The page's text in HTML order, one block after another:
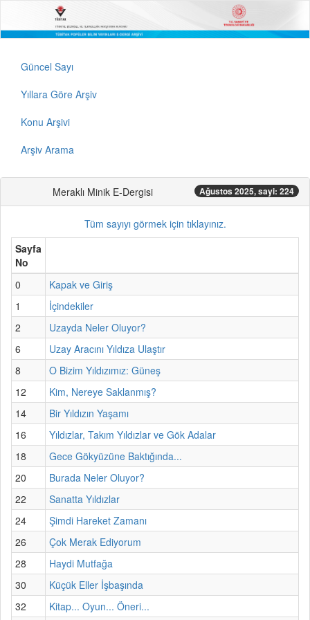
Güncel Sayı
Yıllara Göre Arşiv
Konu Arşivi
Arşiv Arama
Meraklı Minik E-Dergisi Ağustos 2025, sayi: 224
Tüm sayıyı görmek için tıklayınız.
Sayfa
No
0
Kapak ve Giriş
1
İçindekiler
2
Uzayda Neler Oluyor?
6
Uzay Aracını Yıldıza Ulaştır
8
O Bizim Yıldızımız: Güneş
12
Kim, Nereye Saklanmış?
14
Bir Yıldızın Yaşamı
16
Yıldızlar, Takım Yıldızlar ve Gök Adalar
18
Gece Gökyüzüne Baktığında...
20
Burada Neler Oluyor?
22
Sanatta Yıldızlar
24
Şimdi Hareket Zamanı
26
Çok Merak Ediyorum
28
Haydi Mutfağa
30
Küçük Eller İşbaşında
32
Kitap... Oyun... Öneri...